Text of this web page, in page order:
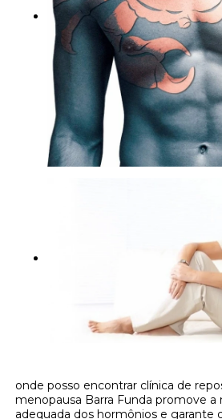
onde posso encontrar clínica de
menopausa Barra Funda promove a
adequada dos hormônios e garante